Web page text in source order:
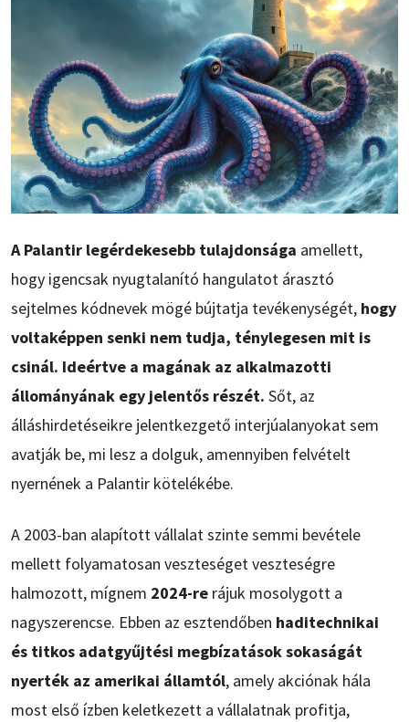
A Palantir legérdekesebb tulajdonsága amellett,
hogy igencsak nyugtalanító hangulatot árasztó
sejtelmes kódnevek mögé bújtatja tevékenységét, hogy
voltaképpen senki nem tudja, ténylegesen mit is
csinál. Ideértve a magának az alkalmazotti
állományának egy jelentős részét. Sőt, az
álláshirdetéseikre jelentkezgető interjúalanyokat sem
avatják be, mi lesz a dolguk, amennyiben felvételt
nyernének a Palantir kötelékébe.
A 2003-ban alapított vállalat szinte semmi bevétele
mellett folyamatosan veszteséget veszteségre
halmozott, mígnem 2024-re rájuk mosolygott a
nagyszerencse. Ebben az esztendőben haditechnikai
és titkos adatgyűjtési megbízatások sokaságát
nyerték az amerikai államtól, amely akciónak hála
most első ízben keletkezett a vállalatnak profitja,